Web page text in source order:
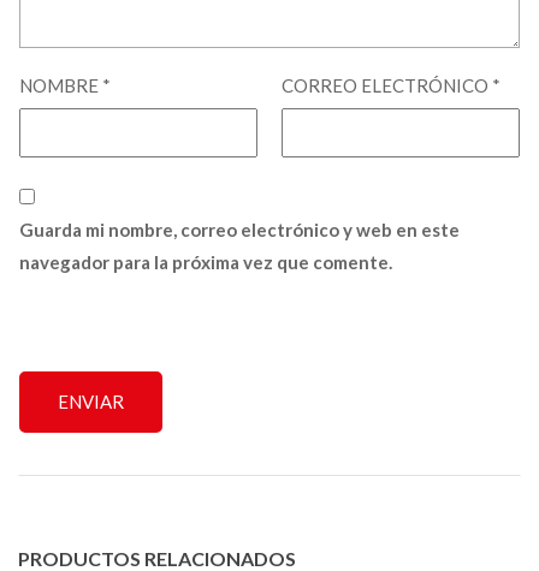
NOMBRE * CORREO ELECTRÓNICO *
Guarda mi nombre, correo electrónico y web en este
navegador para la próxima vez que comente.
PRODUCTOS RELACIONADOS